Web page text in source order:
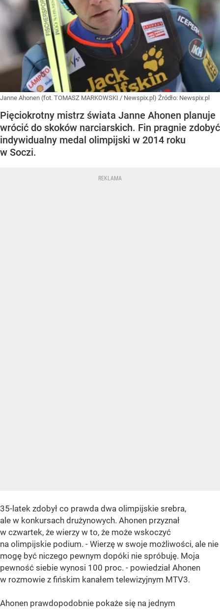
Janne Ahonen (fot. TOMASZ MARKOWSKI / Newspix.pl) Źródło: Newspix.pl
Pięciokrotny mistrz świata Janne Ahonen planuje
wrócić do skoków narciarskich. Fin pragnie zdobyć
indywidualny medal olimpijski w 2014 roku
w Soczi.
35-latek zdobył co prawda dwa olimpijskie srebra,
ale w konkursach drużynowych. Ahonen przyznał
w czwartek, że wierzy w to, że może wskoczyć
na olimpijskie podium. - Wierzę w swoje możliwości, ale nie
mogę być niczego pewnym dopóki nie spróbuję. Moja
pewność siebie wynosi 100 proc. - powiedział Ahonen
w rozmowie z fińskim kanałem telewizyjnym MTV3.
Ahonen prawdopodobnie pokaże się na jednym